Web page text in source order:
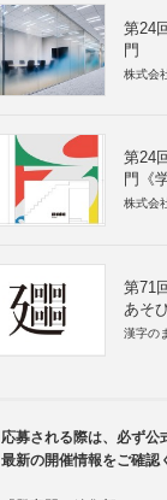
第24
門
株式会
第24
門《
株式会
第71
あそ
漢字の
応募される際は、必ず公
最新の開催情報をご確認